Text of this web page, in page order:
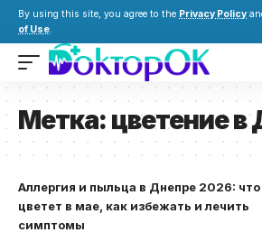
By using this site, you agree to the Privacy Policy
of Use.
Метка: цветение в
Аллергия и пыльца в Днепре 2026: что
цветет в мае, как избежать и лечить
симптомы